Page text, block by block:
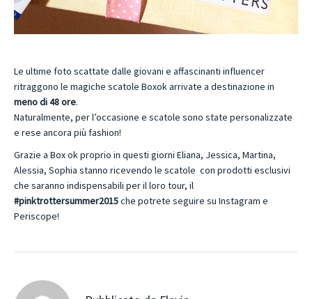
Le ultime foto scattate dalle giovani e affascinanti influencer
ritraggono le magiche scatole Boxok arrivate a destinazione in
meno di 48 ore.
Naturalmente, per l’occasione e scatole sono state personalizzate
e rese ancora più fashion!
Grazie a Box ok proprio in questi giorni Eliana, Jessica, Martina,
Alessia, Sophia stanno ricevendo le scatole con prodotti esclusivi
che saranno indispensabili per il loro tour, il
#pinktrottersummer2015che potrete seguire su Instagram e
Periscope!